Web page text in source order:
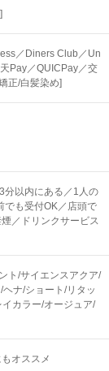
／Diners Club／Un
Pay／QUICPay／交
正/白髪染め]
分以内にある／1人の
でも受付OK／店頭で
／ドリンクサービス
ト/サイエンスアクア/
ナ/ショート/リタッ
カラー/オージュア/
オススメ